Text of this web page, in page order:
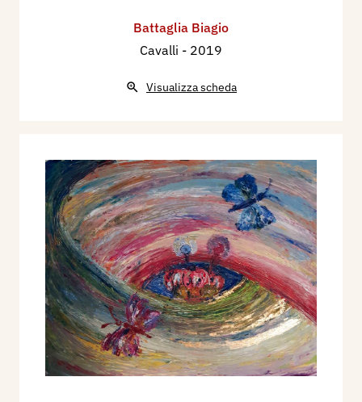
Battaglia Biagio
Cavalli - 2019
Visualizza scheda